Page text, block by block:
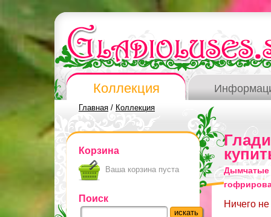
Коллекция
Главная / Коллекция
Корзина
Ваша корзина пуста
Поиск
Дымчатые
Ничего